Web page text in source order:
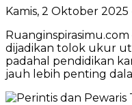
Kamis, 2 Oktober
Ruanginspirasimu.com
dijadikan tolok ukur
padahal pendidikan
jauh lebih penting